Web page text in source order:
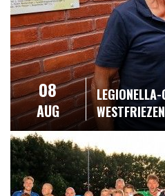
08
AUG
WESTFRIEZEN